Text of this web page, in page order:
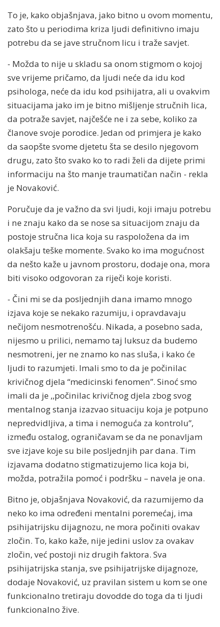
To je, kako objašnjava, jako bitno u ovom momentu,
zato što u periodima kriza ljudi definitivno imaju
potrebu da se jave stručnom licu i traže savjet.
- Možda to nije u skladu sa onom stigmom o kojoj
sve vrijeme pričamo, da ljudi neće da idu kod
psihologa, neće da idu kod psihijatra, ali u ovakvim
situacijama jako im je bitno mišljenje stručnih lica,
da potraže savjet, najčešće ne i za sebe, koliko za
članove svoje porodice. Jedan od primjera je kako
da saopšte svome djetetu šta se desilo njegovom
drugu, zato što svako ko to radi želi da dijete primi
informaciju na što manje traumatičan način - rekla
je Novaković.
Poručuje da je važno da svi ljudi, koji imaju potrebu
i ne znaju kako da se nose sa situacijom znaju da
postoje stručna lica koja su raspoložena da im
olakšaju teške momente. Svako ko ima mogućnost
da nešto kaže u javnom prostoru, dodaje ona, mora
biti visoko odgovoran za riječi koje koristi.
- Čini mi se da posljednjih dana imamo mnogo
izjava koje se nekako razumiju, i opravdavaju
nečijom nesmotrenošću. Nikada, a posebno sada,
nijesmo u prilici, nemamo taj luksuz da budemo
nesmotreni, jer ne znamo ko nas sluša, i kako će
ljudi to razumjeti. Imali smo to da je počinilac
krivičnog djela “medicinski fenomen”. Sinoć smo
imali da je ,,počinilac krivičnog djela zbog svog
mentalnog stanja izazvao situaciju koja je potpuno
nepredvidljiva, a tima i nemoguća za kontrolu”,
između ostalog, ograničavam se da ne ponavljam
sve izjave koje su bile posljednjih par dana. Tim
izjavama dodatno stigmatizujemo lica koja bi,
možda, potražila pomoć i podršku – navela je ona.
Bitno je, objašnjava Novaković, da razumijemo da
neko ko ima određeni mentalni poremećaj, ima
psihijatrijsku dijagnozu, ne mora počiniti ovakav
zločin. To, kako kaže, nije jedini uslov za ovakav
zločin, već postoji niz drugih faktora. Sva
psihijatrijska stanja, sve psihijatrijske dijagnoze,
dodaje Novaković, uz pravilan sistem u kom se one
funkcionalno tretiraju dovodde do toga da ti ljudi
funkcionalno žive.